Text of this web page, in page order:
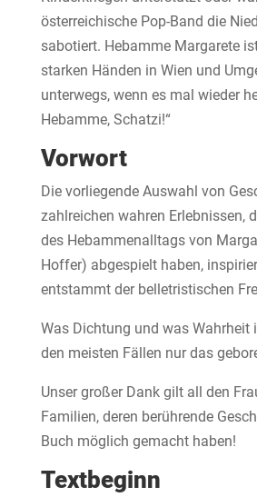
österreichische Pop-Band die
sabotiert. Hebamme Margarete
starken Händen in Wien und
unterwegs, wenn es mal wieder
Hebamme, Schatzi!“
Vorwort
Die vorliegende Auswahl von
zahlreichen wahren Erlebnissen,
des Hebammenalltags von
Hoffer) abgespielt haben,
entstammt der belletristischen
Was Dichtung und was Wahrheit
den meisten Fällen nur das
Unser großer Dank gilt all den
Familien, deren berührende
Buch möglich gemacht haben!
Textbeginn